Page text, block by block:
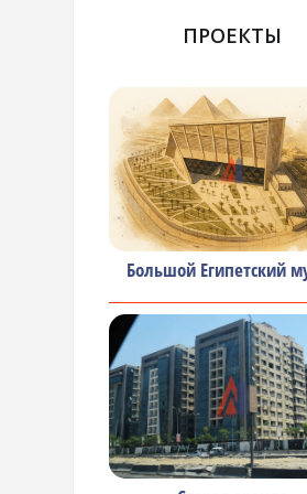
ПРОЕКТЫ
Большой Египетский